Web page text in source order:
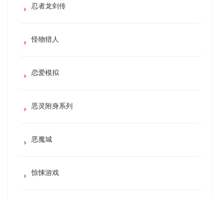
忍者龙剑传
怪物猎人
恋爱模拟
恶灵附身系列
恶魔城
惊悚游戏